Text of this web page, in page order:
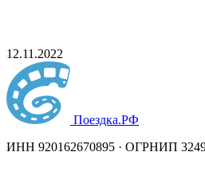
12.11.2022
Поездка.РФ
ИНН 920162670895 · ОГРНИП